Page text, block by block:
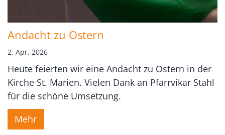
Andacht zu Ostern
2. Apr. 2026
Heute feierten wir eine Andacht zu Ostern in der
Kirche St. Marien. Vielen Dank an Pfarrvikar Stahl
für die schöne Umsetzung.
Mehr